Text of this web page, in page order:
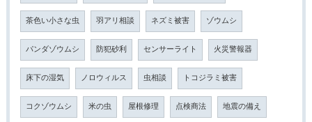
茶色い小さな虫 羽アリ相談 ネズミ被害 ゾウムシ
パンダゾウムシ 防犯砂利 センサーライト 火災警報器
床下の湿気 ノロウィルス 虫相談 トコジラミ被害
コクゾウムシ 米の虫 屋根修理 点検商法 地震の備え